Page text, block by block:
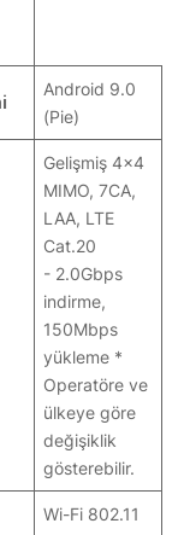
Android 9.0
(Pie)
Gelişmiş 4x4
MIMO, 7CA,
LAA, LTE
Cat.20
- 2.0Gbps
indirme,
150Mbps
yükleme *
Operatöre ve
ülkeye göre
değişiklik
gösterebilir.
Wi-Fi 802.11